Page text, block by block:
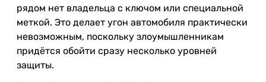
рядом нет владельца с ключом или специальной
меткой. Это делает угон автомобиля практически
невозможным, поскольку злоумышленникам
придётся обойти сразу несколько уровней
защиты.